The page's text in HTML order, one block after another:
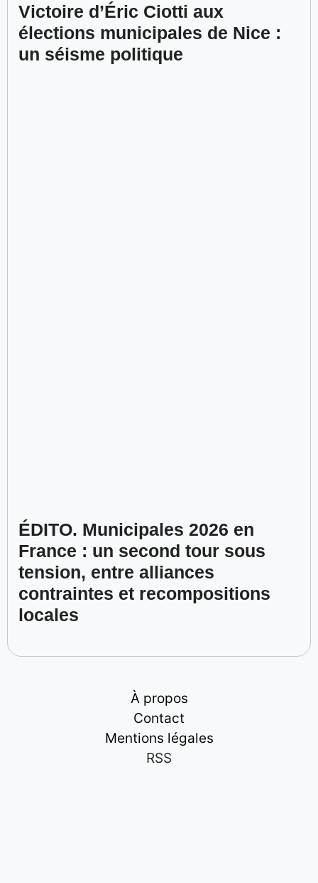
Victoire d’Éric Ciotti aux
élections municipales de Nice :
un séisme politique
ÉDITO. Municipales 2026 en
France : un second tour sous
tension, entre alliances
contraintes et recompositions
locales
À propos
Contact
Mentions légales
RSS